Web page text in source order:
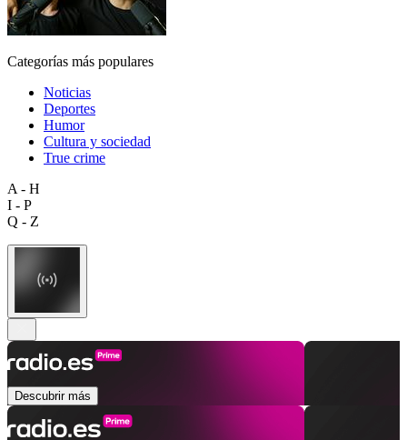
Categorías más populares
Noticias
Deportes
Humor
Cultura y sociedad
True crime
A - H
I - P
Q - Z
Descubrir más